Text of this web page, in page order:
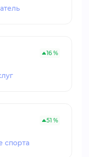
16 %
51 %
спорта